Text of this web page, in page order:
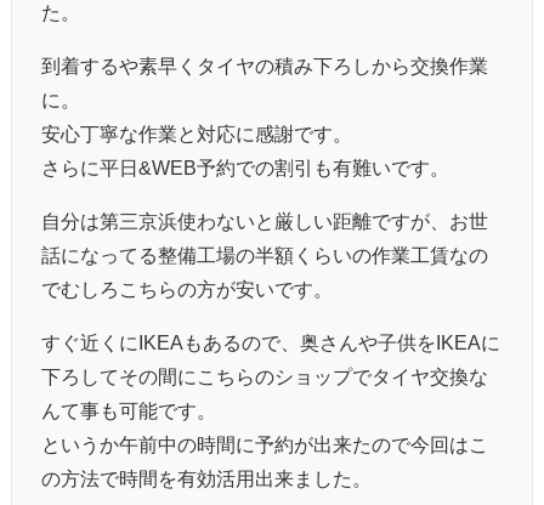
た。
到着するや素早くタイヤの積み下ろしから交換作業
に。
安心丁寧な作業と対応に感謝です。
さらに平日&WEB予約での割引も有難いです。
自分は第三京浜使わないと厳しい距離ですが、お世
話になってる整備工場の半額くらいの作業工賃なの
でむしろこちらの方が安いです。
すぐ近くにIKEAもあるので、奥さんや子供をIKEAに
下ろしてその間にこちらのショップでタイヤ交換な
んて事も可能です。
というか午前中の時間に予約が出来たので今回はこ
の方法で時間を有効活用出来ました。